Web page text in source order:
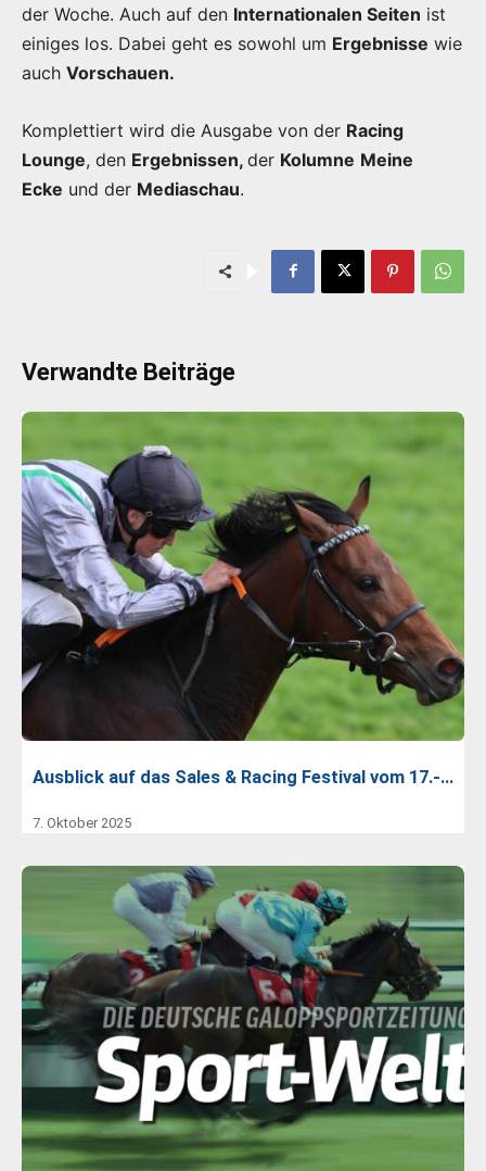
der Woche. Auch auf den Internationalen Seiten ist
einiges los. Dabei geht es sowohl um Ergebnisse wie
auch Vorschauen.
Komplettiert wird die Ausgabe von der Racing
Lounge, den Ergebnissen, der Kolumne Meine
Ecke und der Mediaschau.
Verwandte Beiträge
Ausblick auf das Sales & Racing Festival vom 17.-…
7. Oktober 2025